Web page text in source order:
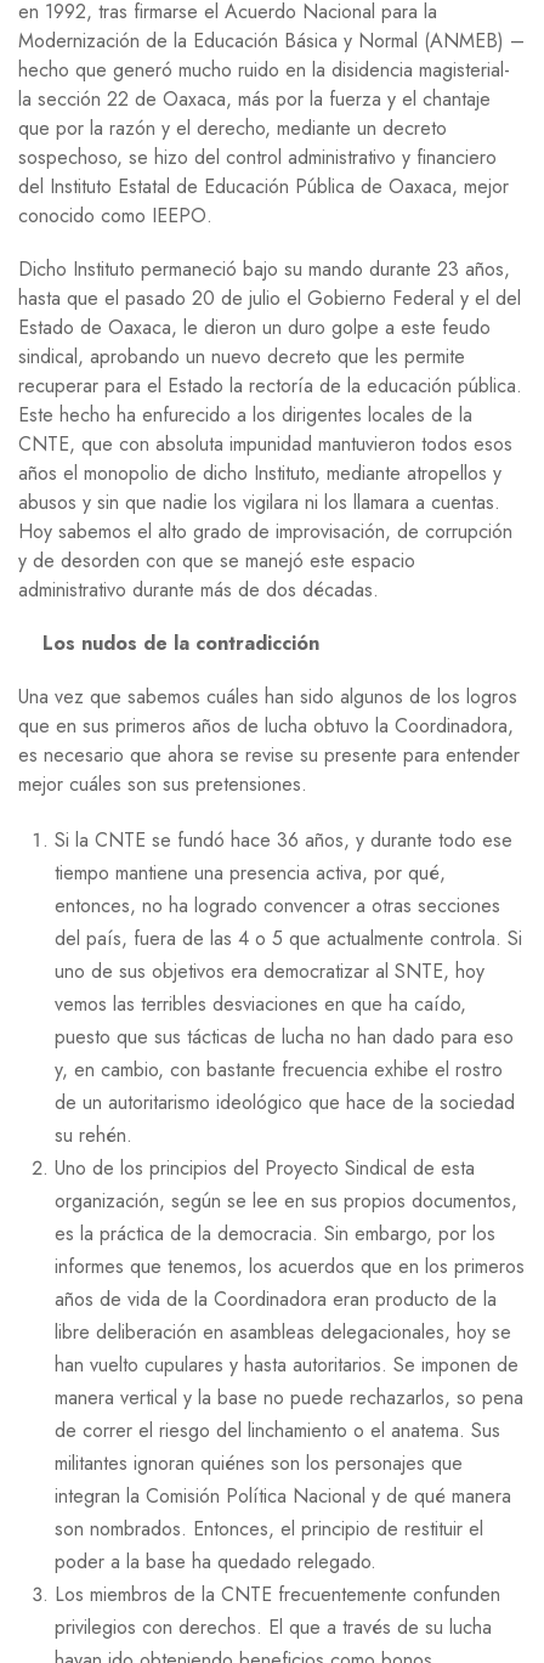
en 1992, tras firmarse el Acuerdo Nacional para la
Modernización de la Educación Básica y Normal (ANMEB) –
hecho que generó mucho ruido en la disidencia magisterial-
la sección 22 de Oaxaca, más por la fuerza y el chantaje
que por la razón y el derecho, mediante un decreto
sospechoso, se hizo del control administrativo y financiero
del Instituto Estatal de Educación Pública de Oaxaca, mejor
conocido como IEEPO.
Dicho Instituto permaneció bajo su mando durante 23 años,
hasta que el pasado 20 de julio el Gobierno Federal y el del
Estado de Oaxaca, le dieron un duro golpe a este feudo
sindical, aprobando un nuevo decreto que les permite
recuperar para el Estado la rectoría de la educación pública.
Este hecho ha enfurecido a los dirigentes locales de la
CNTE, que con absoluta impunidad mantuvieron todos esos
años el monopolio de dicho Instituto, mediante atropellos y
abusos y sin que nadie los vigilara ni los llamara a cuentas.
Hoy sabemos el alto grado de improvisación, de corrupción
y de desorden con que se manejó este espacio
administrativo durante más de dos décadas.
Los nudos de la contradicción
Una vez que sabemos cuáles han sido algunos de los logros
que en sus primeros años de lucha obtuvo la Coordinadora,
es necesario que ahora se revise su presente para entender
mejor cuáles son sus pretensiones.
Si la CNTE se fundó hace 36 años, y durante todo ese
tiempo mantiene una presencia activa, por qué,
entonces, no ha logrado convencer a otras secciones
del país, fuera de las 4 o 5 que actualmente controla. Si
uno de sus objetivos era democratizar al SNTE, hoy
vemos las terribles desviaciones en que ha caído,
puesto que sus tácticas de lucha no han dado para eso
y, en cambio, con bastante frecuencia exhibe el rostro
de un autoritarismo ideológico que hace de la sociedad
su rehén.
Uno de los principios del Proyecto Sindical de esta
organización, según se lee en sus propios documentos,
es la práctica de la democracia. Sin embargo, por los
informes que tenemos, los acuerdos que en los primeros
años de vida de la Coordinadora eran producto de la
libre deliberación en asambleas delegacionales, hoy se
han vuelto cupulares y hasta autoritarios. Se imponen de
manera vertical y la base no puede rechazarlos, so pena
de correr el riesgo del linchamiento o el anatema. Sus
militantes ignoran quiénes son los personajes que
integran la Comisión Política Nacional y de qué manera
son nombrados. Entonces, el principio de restituir el
poder a la base ha quedado relegado.
Los miembros de la CNTE frecuentemente confunden
privilegios con derechos. El que a través de su lucha